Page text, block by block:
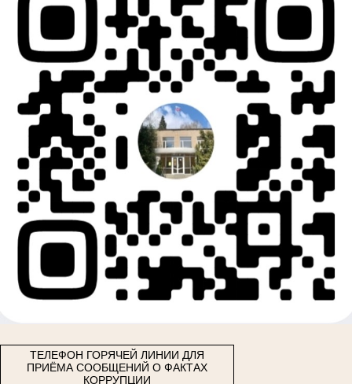
ТЕЛЕФОН ГОРЯЧЕЙ ЛИНИИ ДЛЯ
ПРИЁМА СООБЩЕНИЙ О ФАКТАХ
КОРРУПЦИИ